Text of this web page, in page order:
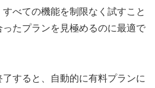
べての機能を制限なく試すこと
たプランを見極めるのに最適で
すると、自動的に有料プランに